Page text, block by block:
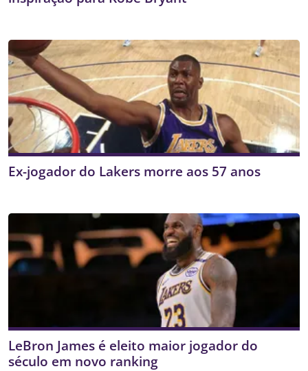
Ex-jogador do Lakers morre aos 57 anos
LeBron James é eleito maior jogador do
século em novo ranking